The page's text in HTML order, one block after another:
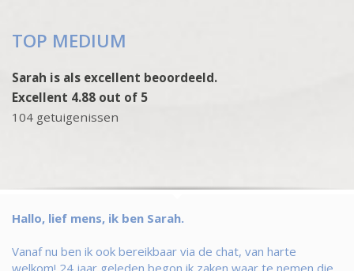
TOP MEDIUM
Sarah is als excellent beoordeeld.
Excellent 4.88 out of 5
104 getuigenissen
Hallo, lief mens, ik ben Sarah.
Vanaf nu ben ik ook bereikbaar via de chat, van harte
welkom! 24 jaar geleden begon ik zaken waar te nemen die